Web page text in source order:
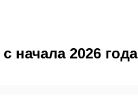
начала 2026 года